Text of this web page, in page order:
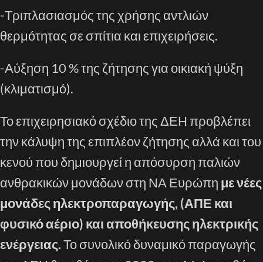
-Τριπλασιασμός της χρήσης αντλιών
θερμότητας σε σπίτια και επιχειρήσεις.
-Αύξηση 10 % της ζήτησης για οικιακή ψύξη
(κλιματισμό).
Το επιχειρησιακό σχέδιο της ΔΕΗ προβλέπει
την κάλυψη της επιπλέον ζήτησης αλλά και του
κενού που δημιουργεί η απόσυρση παλιών
ανθρακικών μονάδων στη ΝΑ Ευρώπη με νέες
μονάδες ηλεκτροπαραγωγής, (ΑΠΕ και
φυσικό αέριο) και αποθήκευσης ηλεκτρικής
ενέργειας.Το συνολικό δυναμικό παραγωγής